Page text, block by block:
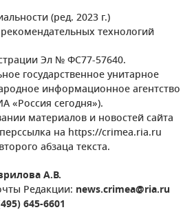
(ред. 2023 г.)
технологий
Эл № ФС77-57640.
государственное унитарное
информационное агентство
«Россия сегодня»).
материалов и новостей сайта
на https://crimea.ria.ru
абзаца текста.
А.В.
Редакции: news.crimea@ria.ru
645-6601